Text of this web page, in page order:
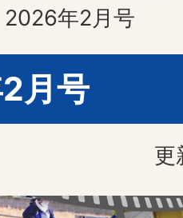
2026年2月号
月号
更